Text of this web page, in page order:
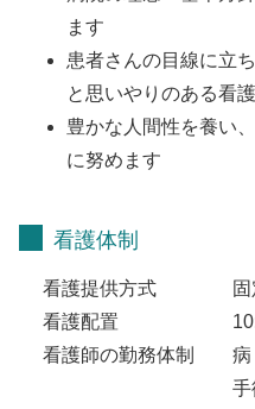
ます
患者さんの目線に立
と思いやりのある看
豊かな人間性を養い
に努めます
看護体制
看護提供方式 固定
看護配置
看護師の勤務体制
手術室 日勤